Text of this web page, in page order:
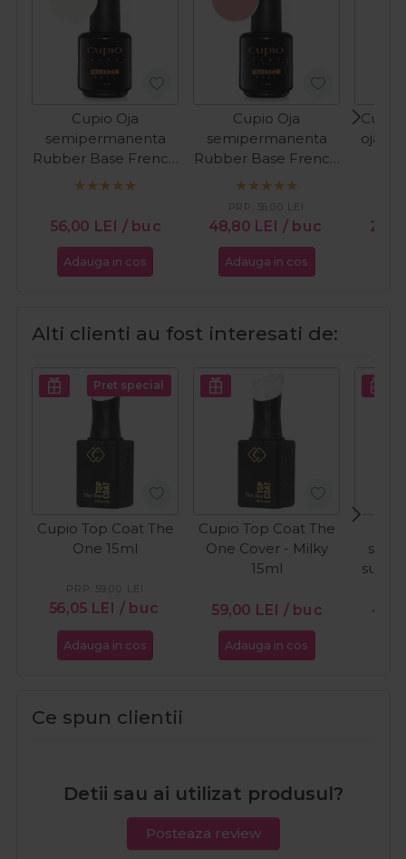
Cupio Oja
semipermanenta
Rubber Base French
Collection - Milky
56,00 LEI / buc
Adauga in cos
Cupio Oja
semipermanenta
Rubber Base French
Collection - Perfect
48,80 LEI / buc
PRP: 56,00 LEI
Adauga in cos
Cupio
oja
Alti clienti au fost interesati de:
Pret special
Cupio Top Coat The
One 15ml
56,05 LEI / buc
PRP: 59,00 LEI
Adauga in cos
Cupio Top Coat The
One Cover - Milky
15ml
59,00 LEI / buc
Adauga in cos
Ce spun clientii
Detii sau ai utilizat produsul?
Posteaza review